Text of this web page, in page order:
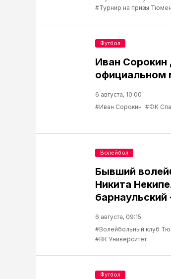
#Турнир на призы
Иван Сорокин
официальном
6 августа, 10:00
#Иван Сорокин #ФК
Футбол
Бывший
Никита
6 августа, 09:15
#Волейбольный клуб
#ВК Университет
Волейбол
Футбол